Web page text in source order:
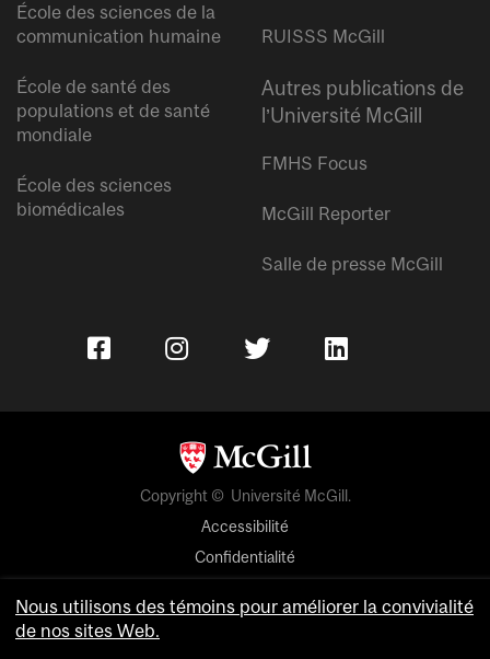
École des sciences de la
communication humaine
École de santé des
populations et de santé
mondiale
École des sciences
biomédicales
RUISSS McGill
Autres publications de
l’Université McGill
FMHS Focus
McGill Reporter
Salle de presse McGill
Copyright © Université McGill.
Accessibilité
Confidentialité
Nous utilisons des témoins pour améliorer la convivialité
de nos sites Web.